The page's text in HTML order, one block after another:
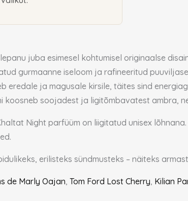
juba esimesel kohtumisel originaalse
gurmaanne iseloom ja rafineeritud
eredale ja magusale kirsile, täites sind
koosneb soojadest ja ligitõmbavatest ambra,
Night parfüüm on liigitatud unisex
erilisteks sündmusteks – näiteks
de Marly Oajan, Tom Ford Lost Cherry, Kilian